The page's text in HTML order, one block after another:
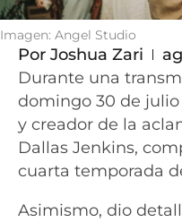
Imagen: Angel Studio
Por Joshua Zari
Durante una
domingo 30 de julio
y creador de la
Dallas Jenkins,
cuarta temporada
Asimismo, dio